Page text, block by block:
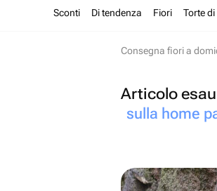
Sconti Di tendenza Fiori Torte
Consegna fiori a
Articolo
sulla home